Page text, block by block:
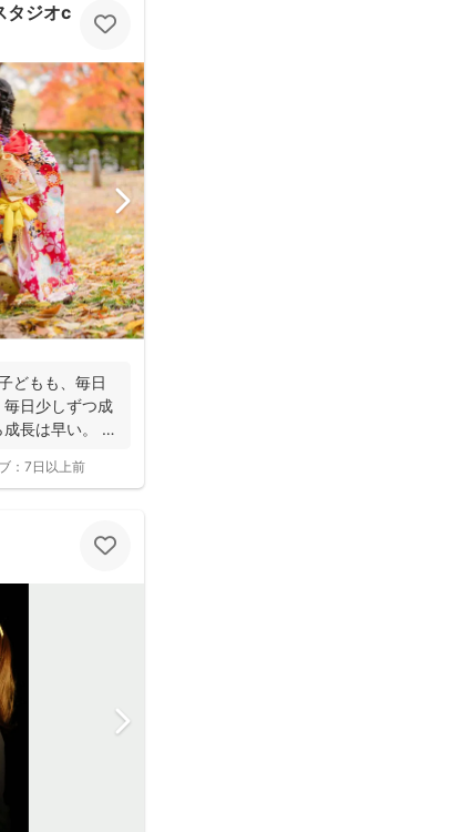
タジオcocofilm)
どもも、毎日
日少しずつ成
長は早い。
： 7日以上前